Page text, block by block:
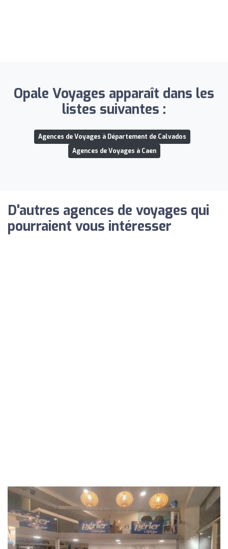
Opale Voyages apparaît dans les
listes suivantes :
Agences de Voyages à Département de Calvados
Agences de Voyages à Caen
D'autres agences de voyages qui
pourraient vous intéresser